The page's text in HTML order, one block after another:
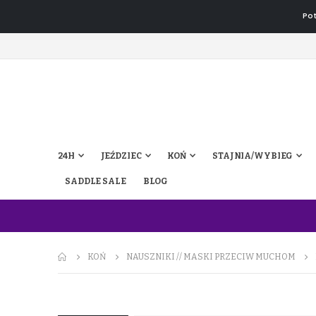
24H JEŹDZIEC KOŃ STAJNIA/WYBIEG
SADDLE SALE BLOG
KOŃ NAUSZNIKI // MASKI PRZECIW MUCHOM